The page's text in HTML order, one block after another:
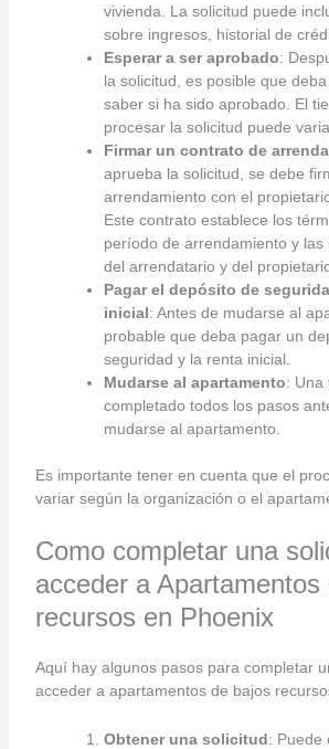
vivienda. La solicitud puede
sobre ingresos, historial de
Esperar a ser aprobado:
la solicitud, es posible que
saber si ha sido aprobado. El
procesar la solicitud puede
Firmar un contrato de
aprueba la solicitud, se debe
arrendamiento con el
Este contrato establece los
período de arrendamiento y las
del arrendatario y del
Pagar el depósito de
inicial: Antes de mudarse al
probable que deba pagar un
seguridad y la renta inicial.
Mudarse al apartamento: Una
completado todos los pasos
mudarse al apartamento.
Es importante tener en cuenta que el
variar según la organización o el
Como completar una
acceder a Apartamentos
recursos en Phoenix
Aquí hay algunos pasos para completar
acceder a apartamentos de bajos
Obtener una solicitud: Puede